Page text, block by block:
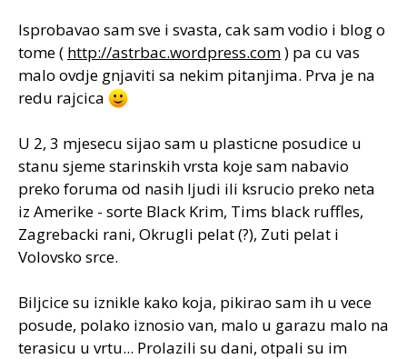
Isprobavao sam sve i svasta, cak sam vodio i blog o
tome ( http://astrbac.wordpress.com) pa cu vas
malo ovdje gnjaviti sa nekim pitanjima. Prva je na
redu rajcica
U 2, 3 mjesecu sijao sam u plasticne posudice u
stanu sjeme starinskih vrsta koje sam nabavio
preko foruma od nasih ljudi ili ksrucio preko neta
iz Amerike - sorte Black Krim, Tims black ruffles,
Zagrebacki rani, Okrugli pelat (?), Zuti pelat i
Volovsko srce.
Biljcice su iznikle kako koja, pikirao sam ih u vece
posude, polako iznosio van, malo u garazu malo na
terasicu u vrtu... Prolazili su dani, otpali su im